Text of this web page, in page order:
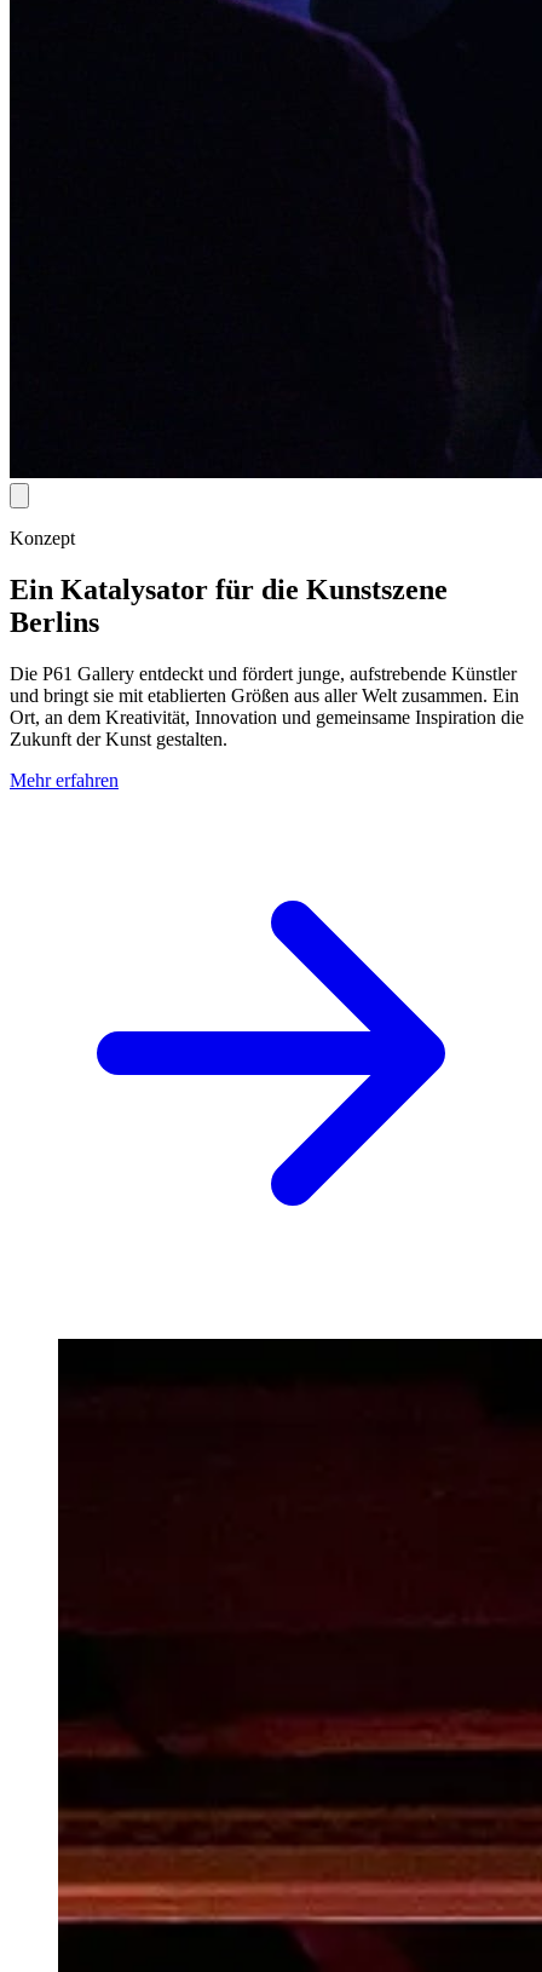
Konzept
Ein Katalysator für die Kunstszene
Berlins
Die P61 Gallery entdeckt und fördert junge, aufstrebende Künstler
und bringt sie mit etablierten Größen aus aller Welt zusammen. Ein
Ort, an dem Kreativität, Innovation und gemeinsame Inspiration die
Zukunft der Kunst gestalten.
Mehr erfahren